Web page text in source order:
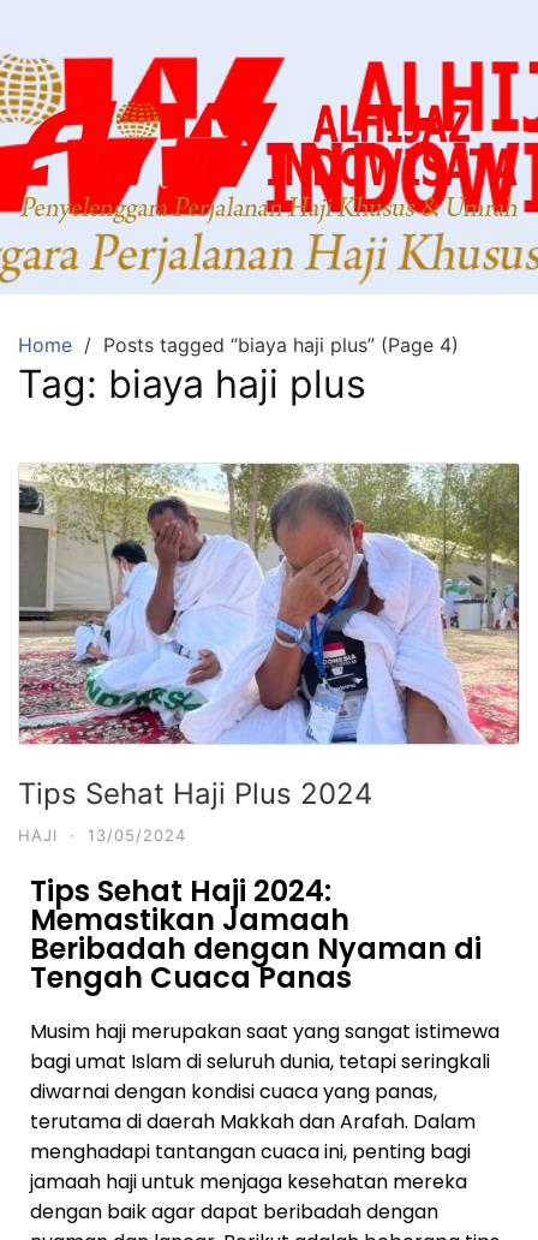
Home Posts tagged “biaya haji plus” (Page 4)
Tag: biaya haji plus
Tips Sehat Haji Plus 2024
HAJI · 13/05/2024
Tips Sehat Haji 2024:
Memastikan Jamaah
Beribadah dengan Nyaman di
Tengah Cuaca Panas
Musim haji merupakan saat yang sangat istimewa
bagi umat Islam di seluruh dunia, tetapi seringkali
diwarnai dengan kondisi cuaca yang panas,
terutama di daerah Makkah dan Arafah. Dalam
menghadapi tantangan cuaca ini, penting bagi
jamaah haji untuk menjaga kesehatan mereka
dengan baik agar dapat beribadah dengan